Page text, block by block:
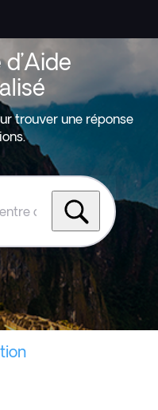
trouver une réponse